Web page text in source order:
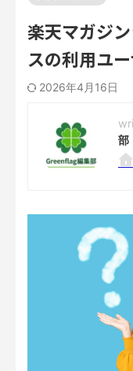
楽天マガジ
スの利用ユ
2026年4月16日
部